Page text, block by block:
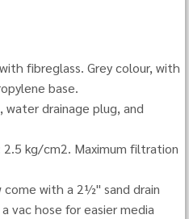
fibreglass. Grey colour, with
base.
drainage plug, and
2.5 kg/cm2. Maximum filtration
with a 2½" sand drain
vac hose for easier media